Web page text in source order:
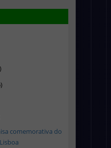
comemorativa do